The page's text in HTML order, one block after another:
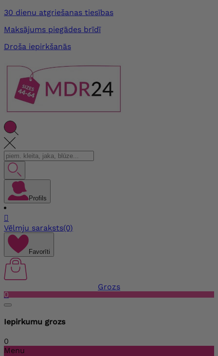
30 dienu atgriešanas tiesības
Maksājums piegādes brīdī
Droša iepirkšanās
Profils

Vēlmju saraksts(0)
Favorīti
Grozs
0
Iepirkumu grozs
0
Menu